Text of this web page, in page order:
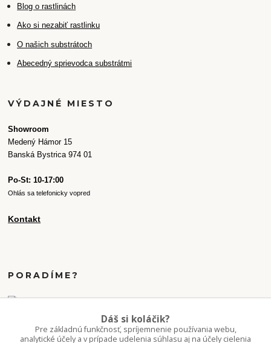
Blog o rastlinách
Ako si nezabiť rastlinku
O našich substrátoch
Abecedný sprievodca substrátmi
VÝDAJNÉ MIESTO
Showroom
Medený Hámor 15
Banská Bystrica 974 01
Po-St: 10-17:00
Ohlás sa telefonicky vopred
Kontakt
PORADÍME?
Po-Pi 10-16:00
Dáš si koláčik?
Pre základnú funkčnosť, spríjemnenie používania webu,
analytické účely a v prípade udelenia súhlasu aj na účely cielenia